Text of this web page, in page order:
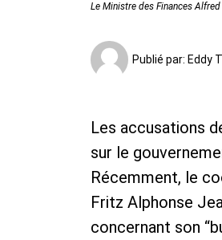
Le Ministre des Finances
Publié par: Eddy
Les accusations
sur le
Récemment, le
Fritz Alphonse
concernant son